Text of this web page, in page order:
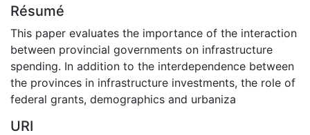
Résumé
This paper evaluates the importance of the interaction
between provincial governments on infrastructure
spending. In addition to the interdependence between
the provinces in infrastructure investments, the role of
federal grants, demographics and urbaniza
URI